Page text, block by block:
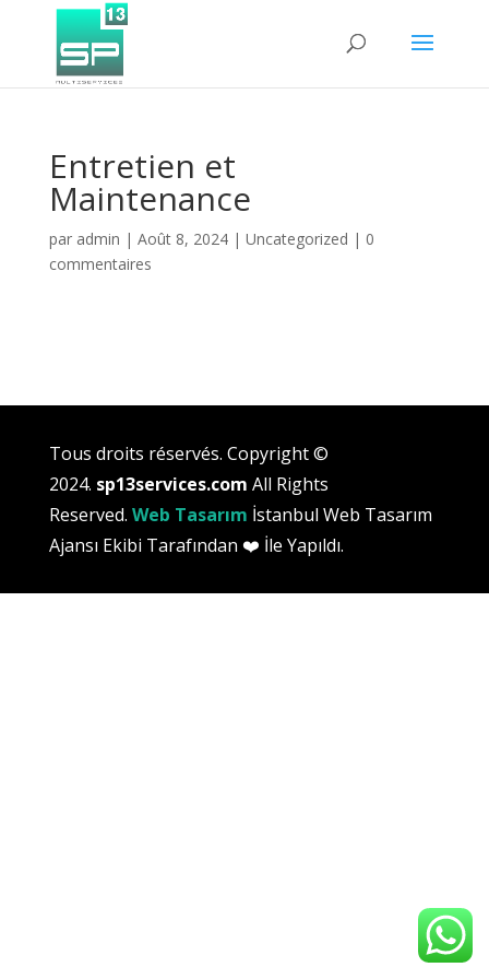
Entretien et
Maintenance
par admin | Août 8, 2024| Uncategorized | 0
commentaires
Tous droits réservés. Copyright ©
2024. sp13services.com All Rights
Reserved. Web Tasarım İstanbul Web Tasarım
Ajansı Ekibi Tarafından ❤️ İle Yapıldı.